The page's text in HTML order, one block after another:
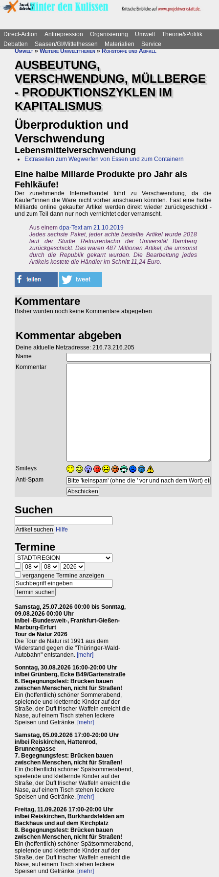
Direct-Action Antirepression Organisierung Umwelt
Theorie&Politik
Debatten
Saasen/GI/Mittelhessen Materialien
Service
Umwelt»Weitere Umweltthemen»Rohstoffe und Abfall
AUSBEUTUNG,
VERSCHWENDUNG, MÜLLBERGE
- PRODUKTIONSZYKLEN IM
KAPITALISMUS
Überproduktion und
Verschwendung
Lebensmittelverschwendung
Extraseiten zum Wegwerfen von Essen und zum Containern
Eine halbe Millarde Produkte pro Jahr als
Fehlkäufe!
Der zunehmende Internethandel führt zu Verschwendung, da die
Käufer*innen die Ware nicht vorher anschauen könnten. Fast eine halbe
Milliarde online gekaufter Artikel werden direkt wieder zurückgeschickt -
und zum Teil dann nur noch vernichtet oder verramscht.
Aus einem dpa-Text am 21.10.2019
Jedes sechste Paket, jeder achte bestellte Artikel wurde 2018
laut der Studie Retourentacho der Universität Bamberg
zurückgeschickt. Das waren 487 Millionen Artikel, die umsonst
durch die Republik gekarrt wurden. Die Bearbeitung jedes
Artikels kostete die Händler im Schnitt 11,24 Euro.
Kommentare
Bisher wurden noch keine Kommentare abgegeben.
Kommentar abgeben
Deine aktuelle Netzadresse: 216.73.216.205
Name
Kommentar
Smileys
Anti-Spam
Suchen
Hilfe
Termine
vergangene Termine anzeigen
Samstag, 25.07.2026 00:00 bis Sonntag,
09.08.2026 00:00 Uhr
in/bei -Bundesweit-, Frankfurt-Gießen-
Marburg-Erfurt
Tour de Natur 2026
Die Tour de Natur ist 1991 aus dem
Widerstand gegen die "Thüringer-Wald-
Autobahn" entstanden. [mehr]
Sonntag, 30.08.2026 16:00-20:00 Uhr
in/bei Grünberg, Ecke B49/Gartenstraße
6. Begegnungsfest: Brücken bauen
zwischen Menschen, nicht für Straßen!
Ein (hoffentlich) schöner Sommerabend,
spielende und kletternde Kinder auf der
Straße, der Duft frischer Waffeln erreicht die
Nase, auf einem Tisch stehen leckere
Speisen und Getränke. [mehr]
Samstag, 05.09.2026 17:00-20:00 Uhr
in/bei Reiskirchen, Hattenrod,
Brunnengasse
7. Begegnungsfest: Brücken bauen
zwischen Menschen, nicht für Straßen!
Ein (hoffentlich) schöner Spätsommerabend,
spielende und kletternde Kinder auf der
Straße, der Duft frischer Waffeln erreicht die
Nase, auf einem Tisch stehen leckere
Speisen und Getränke. [mehr]
Freitag, 11.09.2026 17:00-20:00 Uhr
in/bei Reiskirchen, Burkhardsfelden am
Backhaus und auf dem Kirchplatz
8. Begegnungsfest: Brücken bauen
zwischen Menschen, nicht für Straßen!
Ein (hoffentlich) schöner Spätsommerabend,
spielende und kletternde Kinder auf der
Straße, der Duft frischer Waffeln erreicht die
Nase, auf einem Tisch stehen leckere
Speisen und Getränke. [mehr]